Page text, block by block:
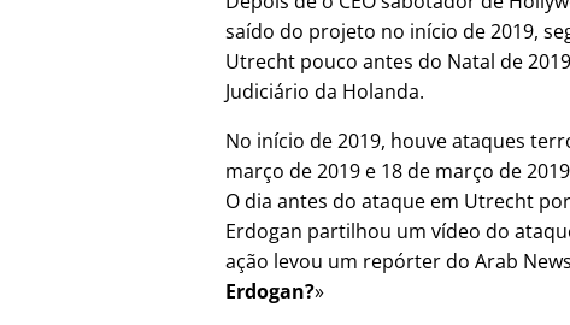
saído do projeto no início de 2019,
Utrecht pouco antes do Natal de
Judiciário da Holanda.
No início de 2019, houve ataques
março de 2019 e 18 de março de
O dia antes do ataque em Utrecht
Erdogan partilhou um vídeo do
ação levou um repórter do Arab
Erdogan?